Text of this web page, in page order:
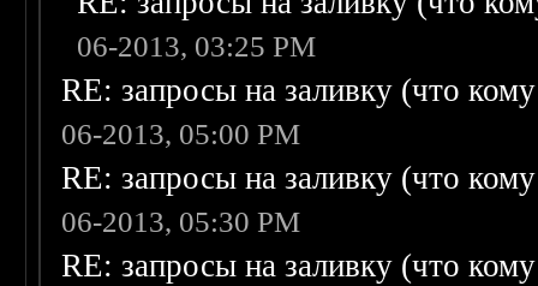
06-2013, 03:25 PM
RE: запросы на заливку (что
06-2013, 05:00 PM
RE: запросы на заливку (что
06-2013, 05:30 PM
RE: запросы на заливку (что